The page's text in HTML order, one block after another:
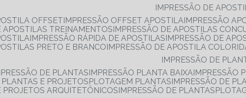
IMPRESSÃO DE
OFFSET IMPRESSÃO OFFSET APOSTILA IMPRESSÃO
APOSTILAS TREINAMENTOS IMPRESSÃO DE APOSTILAS
IMPRESSÃO RÁPIDA DE APOSTILAS IMPRESSÃO DE
PRETO E BRANCO IMPRESSÃO DE APOSTILA
IMPRESSÃO DE
DE PLANTAS IMPRESSÃO PLANTA BAIXA IMPRESSÃO
PLANTAS E PROJETOS
PLOTAGEM PLANTAS IMPRESSÃO DE
PROJETOS ARQUITETÔNICOS IMPRESSÃO DE PLANTAS